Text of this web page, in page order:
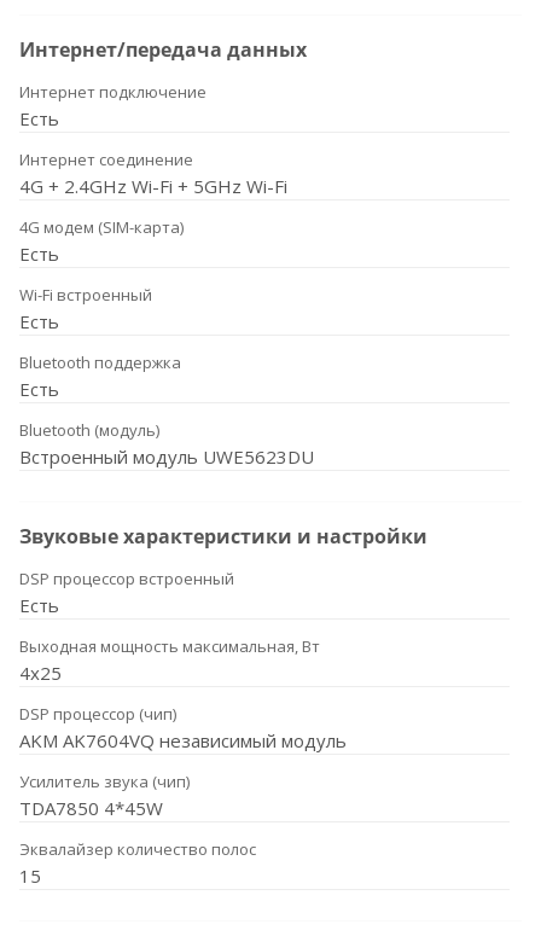
Интернет/передача данных
Интернет подключение
Есть
Интернет соединение
4G + 2.4GHz Wi-Fi + 5GHz Wi-Fi
4G модем (SIM-карта)
Есть
Wi-Fi встроенный
Есть
Bluetooth поддержка
Есть
Bluetooth (модуль)
Встроенный модуль UWE5623DU
Звуковые характеристики и настройки
DSP процессор встроенный
Есть
Выходная мощность максимальная, Вт
4x25
DSP процессор (чип)
AKM AK7604VQ независимый модуль
Усилитель звука (чип)
TDA7850 4*45W
Эквалайзер количество полос
15